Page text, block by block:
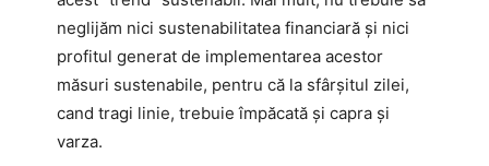
neglijăm nici sustenabilitatea financiară și nici
profitul generat de implementarea acestor
măsuri sustenabile, pentru că la sfârșitul zilei,
cand tragi linie, trebuie împăcată și capra și
varza.